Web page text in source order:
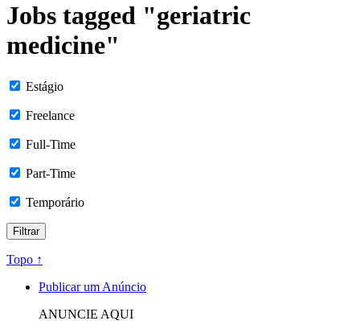
Jobs tagged "geriatric
medicine"
Estágio
Freelance
Full-Time
Part-Time
Temporário
Topo ↑
Publicar um Anúncio
ANUNCIE AQUI